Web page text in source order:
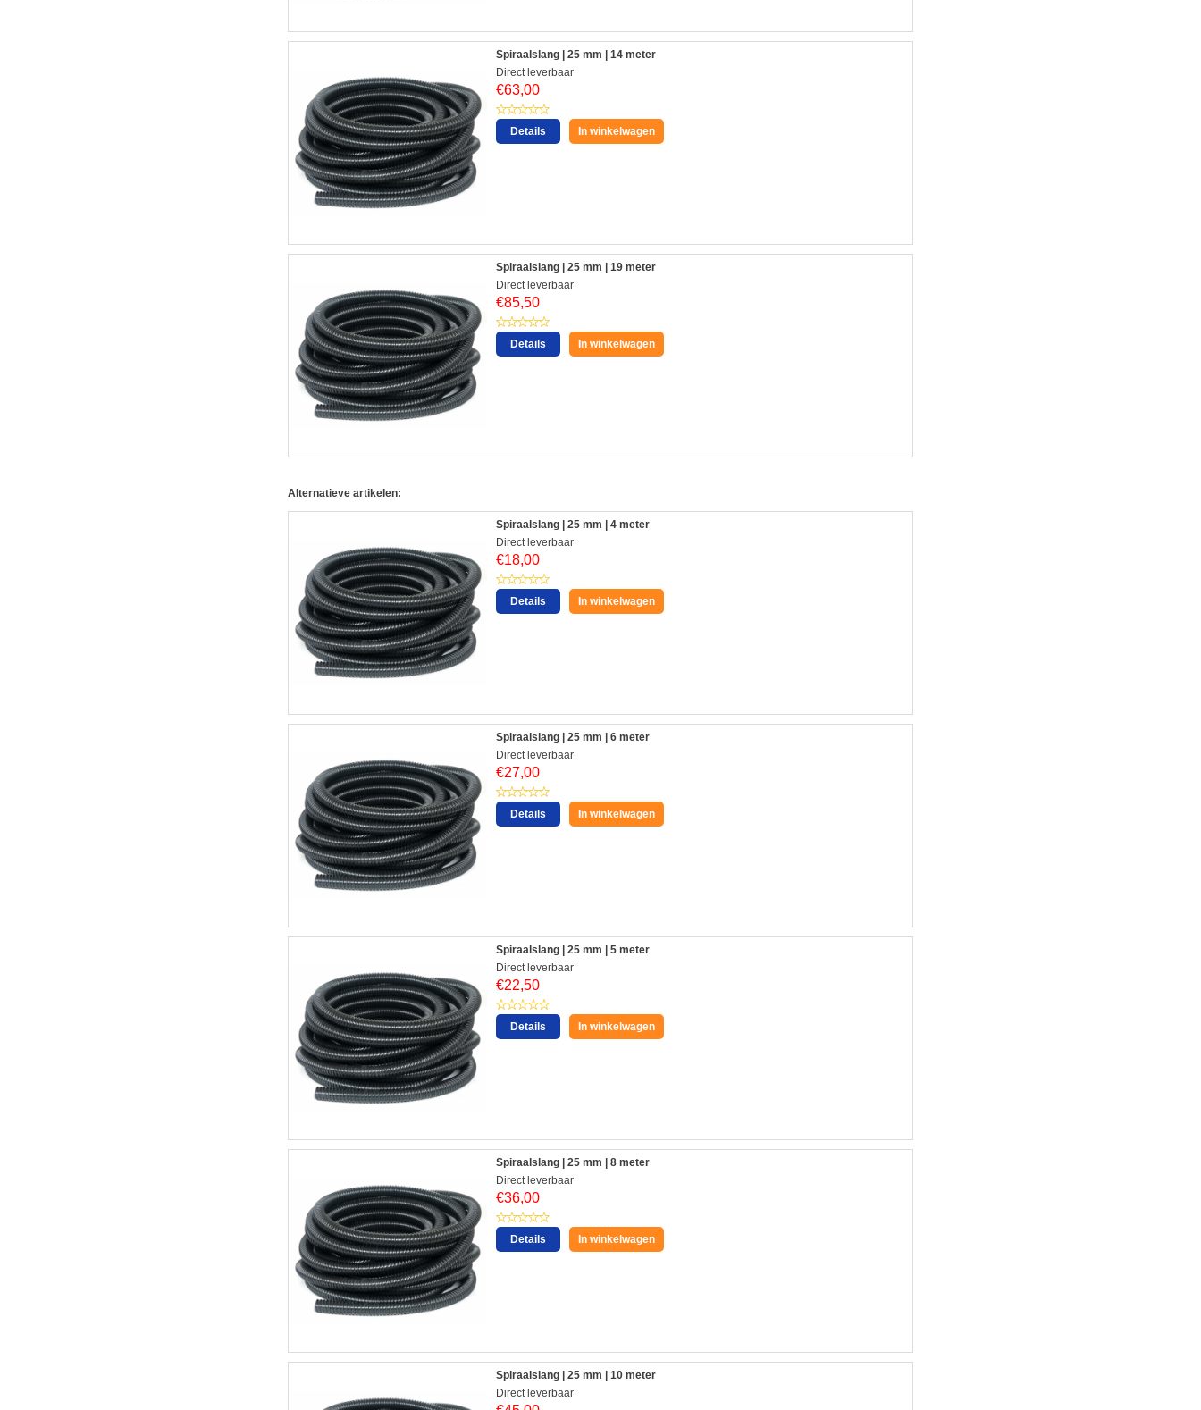
Spiraalslang | 25 mm | 14 meter
Direct leverbaar
€63,00
Details In winkelwagen
Spiraalslang | 25 mm | 19 meter
Direct leverbaar
€85,50
Details In winkelwagen
Alternatieve artikelen:
Spiraalslang | 25 mm | 4 meter
Direct leverbaar
€18,00
Details In winkelwagen
Spiraalslang | 25 mm | 6 meter
Direct leverbaar
€27,00
Details In winkelwagen
Spiraalslang | 25 mm | 5 meter
Direct leverbaar
€22,50
Details In winkelwagen
Spiraalslang | 25 mm | 8 meter
Direct leverbaar
€36,00
Details In winkelwagen
Spiraalslang | 25 mm | 10 meter
Direct leverbaar